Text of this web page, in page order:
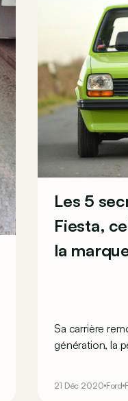
Les 5
Fiesta,
la
Sa carrière
génération, la
21 Déc 2020 Ford